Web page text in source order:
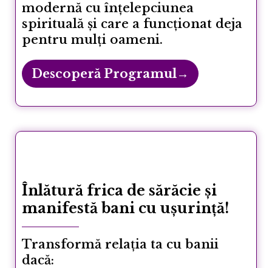
modernă cu înțelepciunea
spirituală și care a funcționat deja
pentru mulți oameni.
Descoperă Programul→
Înlătură frica de sărăcie și
manifestă bani cu ușurință!
Transformă relația ta cu banii
dacă: